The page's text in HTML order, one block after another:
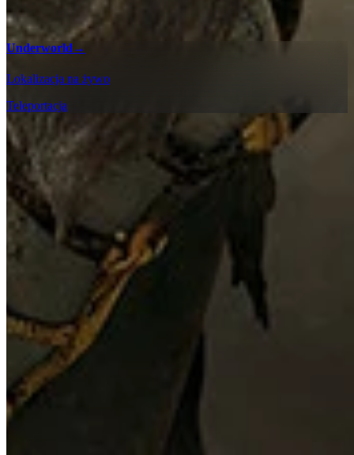
Underworld →
Lokalizacja na żywo
Teleportacja
100% Listy kontrolne
Znajdź każdy przedmiot kolekcjonerski i spotkanie w Assassin's
Creed Odyssey za pomocą naszej interaktywnej listy kontrolnej
mapy, aby osiągnąć 100% ukończenia we wszystkich regionach.
Greece - Lista kontrolna 100%
Atlantis - Lista kontrolna 100%